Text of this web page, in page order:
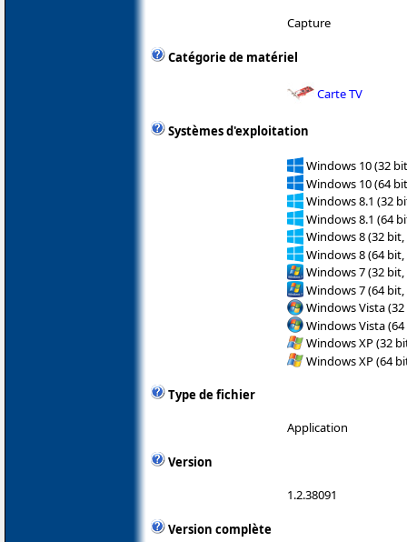
Capture
Catégorie de matériel
Carte TV
Systèmes d'exploitation
Windows 10 (32
Windows 10 (64
Windows 8.1 (32
Windows 8.1 (64
Windows 8 (32 bit,
Windows 8 (64 bit,
Windows 7 (32 bit,
Windows 7 (64 bit,
Windows Vista
Windows Vista
Windows XP (32
Windows XP (64
Type de fichier
Application
Version
1.2.38091
Version complète